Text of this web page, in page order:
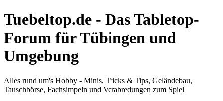
Tuebeltop.de - Das Tabletop-
Forum für Tübingen und
Umgebung
Alles rund um's Hobby - Minis, Tricks & Tips, Geländebau,
Tauschbörse, Fachsimpeln und Verabredungen zum Spiel